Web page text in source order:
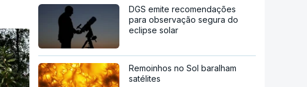
DGS emite recomendações
para observação segura do
eclipse solar
Remoinhos no Sol baralham
satélites